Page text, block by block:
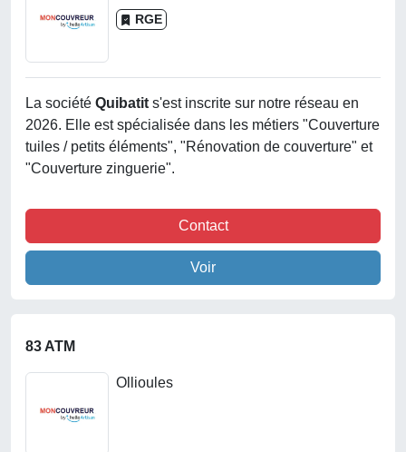
RGE
La société Quibatit s'est inscrite sur notre réseau en
2026. Elle est spécialisée dans les métiers "Couverture
tuiles / petits éléments", "Rénovation de couverture" et
"Couverture zinguerie".
Contact
Voir
83 ATM
Ollioules